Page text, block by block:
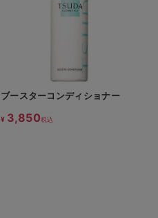
ブースターコンディショナー
¥ 3,850税込